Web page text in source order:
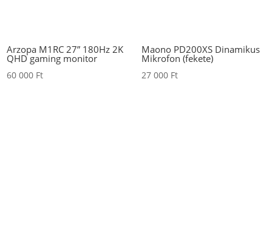
Arzopa M1RC 27” 180Hz 2K
QHD gaming monitor
60 000 Ft
Maono PD200XS Dinamikus
Mikrofon (fekete)
27 000 Ft